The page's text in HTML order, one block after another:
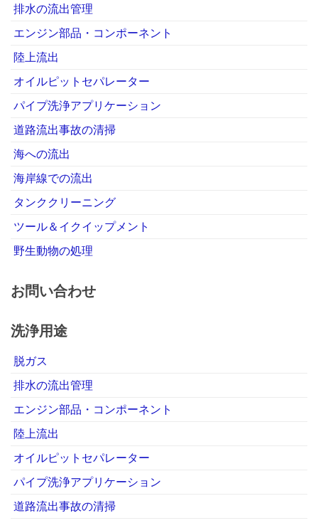
排水の流出管理
エンジン部品・コンポーネント
陸上流出
オイルピットセパレーター
パイプ洗浄アプリケーション
道路流出事故の清掃
海への流出
海岸線での流出
タンククリーニング
ツール＆イクイップメント
野生動物の処理
お問い合わせ
洗浄用途
脱ガス
排水の流出管理
エンジン部品・コンポーネント
陸上流出
オイルピットセパレーター
パイプ洗浄アプリケーション
道路流出事故の清掃